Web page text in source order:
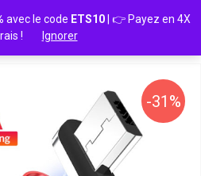
-31%
avec le code ETS10 | 👉 Payez en 4X
!
Ignorer